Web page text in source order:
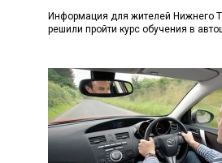
Информация для жителей Нижнего
решили пройти курс обучения в